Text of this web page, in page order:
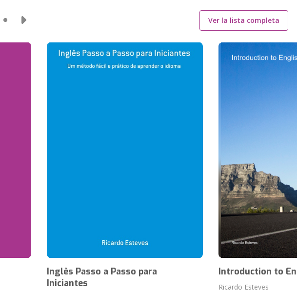
Ver la lista completa
Inglês Passo a Passo para
Iniciantes
Introduction to
Ricardo Esteves